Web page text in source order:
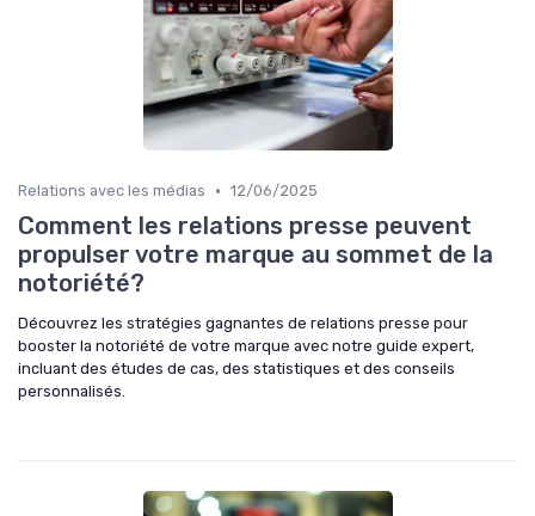
Relations avec les médias • 12/06/2025
Comment les relations presse peuvent
propulser votre marque au sommet de la
notoriété?
Découvrez les stratégies gagnantes de relations presse pour
booster la notoriété de votre marque avec notre guide expert,
incluant des études de cas, des statistiques et des conseils
personnalisés.